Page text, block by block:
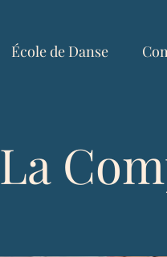
École de Danse
La